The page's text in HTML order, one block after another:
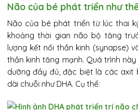
Não của bé phát triển như
Não của bé phát triển từ lúc thai
khoảng thời gian não bộ tăng
lượng kết nối thần kinh (synapse)
thần kinh tăng mạnh. Quá trình
dưỡng đầy đủ, đặc biệt là các axit
dài chuỗi như DHA. Cụ thể: